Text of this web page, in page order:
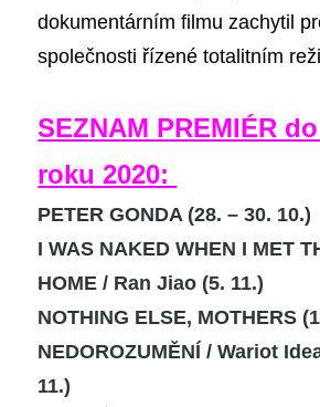
dokumentárním filmu zachytil
společnosti řízené totalitním
SEZNAM PREMIÉR
roku 2020:
PETER GONDA (28. – 30. 10.)
I WAS NAKED WHEN I MET
HOME / Ran Jiao (5. 11.)
NOTHING ELSE, MOTHERS
NEDOROZUMĚNÍ / Wariot
11.)